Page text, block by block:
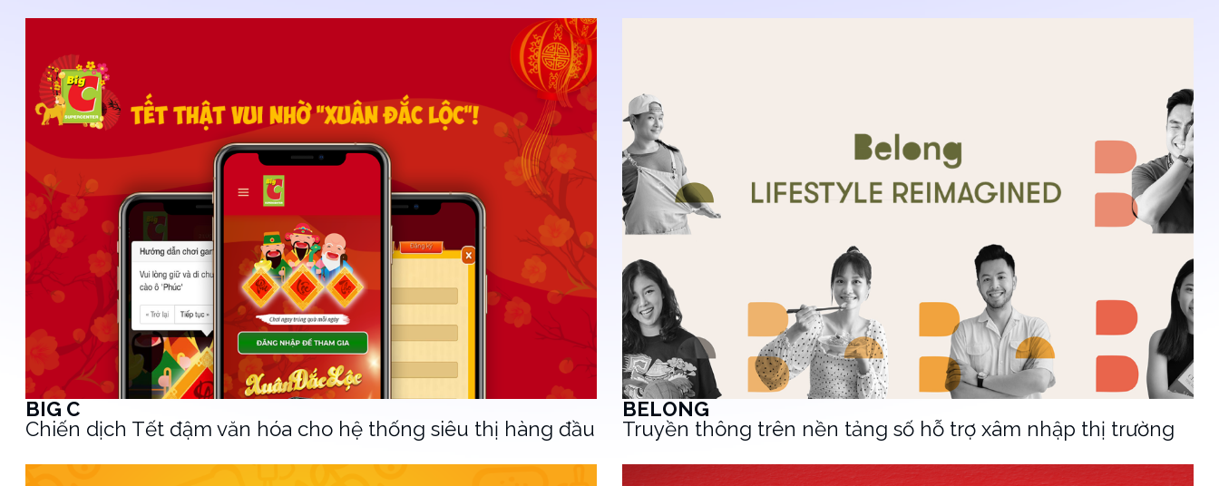
BIG C
Chiến dịch Tết đậm văn hóa cho hệ thống siêu thị hàng đầu
BELONG
Truyền thông trên nền tảng số hỗ trợ xâm nhập thị trường